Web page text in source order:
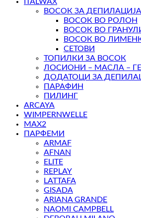
ITALWAX
ВОСОК ЗА ДЕПИЛАЦИЈА
ВОСОК ВО РОЛОН
ВОСОК ВО
ВОСОК ВО
СЕТОВИ
ТОПИЛКИ ЗА ВОСОК
ЛОСИОНИ – МАСЛА –
ДОДАТОЦИ ЗА
ПАРАФИН
ПИЛИНГ
ARCAYA
WIMPERNWELLE
MAX2
ПАРФЕМИ
ARMAF
AFNAN
ELITE
REPLAY
LATTAFA
GISADA
ARIANA GRANDE
NAOMI CAMPBELL